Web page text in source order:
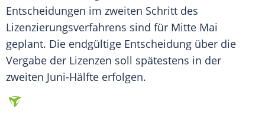
Entscheidungen im zweiten Schritt des
Lizenzierungsverfahrens sind für Mitte Mai
geplant. Die endgültige Entscheidung über die
Vergabe der Lizenzen soll spätestens in der
zweiten Juni-Hälfte erfolgen.